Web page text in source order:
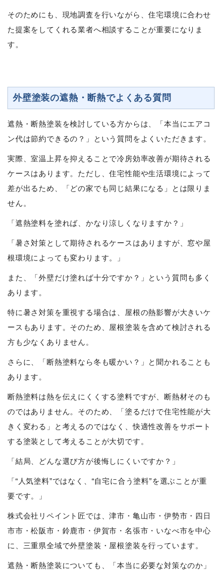
そのためにも、現地調査を行いながら、住宅環境に合わせ
た提案をしてくれる業者へ相談することが重要になりま
す。
外壁塗装の遮熱・断熱でよくある質問
遮熱・断熱塗装を検討している方からは、「本当にエアコ
ン代は節約できるの？」という質問をよくいただきます。
実際、室温上昇を抑えることで冷房効率改善が期待される
ケースはあります。ただし、住宅性能や生活環境によって
差が出るため、「どの家でも同じ結果になる」とは限りま
せん。
「遮熱塗料を塗れば、かなり涼しくなりますか？」
「暑さ対策として期待されるケースはありますが、窓や屋
根環境によっても変わります。」
また、「外壁だけ塗れば十分ですか？」という質問も多く
あります。
特に暑さ対策を重視する場合は、屋根の熱影響が大きいケ
ースもあります。そのため、屋根塗装を含めて検討される
方も少なくありません。
さらに、「断熱塗料なら冬も暖かい？」と聞かれることも
あります。
断熱塗料は熱を伝えにくくする塗料ですが、断熱材そのも
のではありません。そのため、「塗るだけで住宅性能が大
きく変わる」と考えるのではなく、快適性改善をサポート
する塗装として考えることが大切です。
「結局、どんな選び方が後悔しにくいですか？」
「“人気塗料”ではなく、“自宅に合う塗料”を選ぶことが重
要です。」
株式会社リペイント匠では、津市・亀山市・伊勢市・四日
市市・松阪市・鈴鹿市・伊賀市・名張市・いなべ市を中心
に、三重県全域で外壁塗装・屋根塗装を行っています。
遮熱・断熱塗装についても、「本当に必要な対策なのか」